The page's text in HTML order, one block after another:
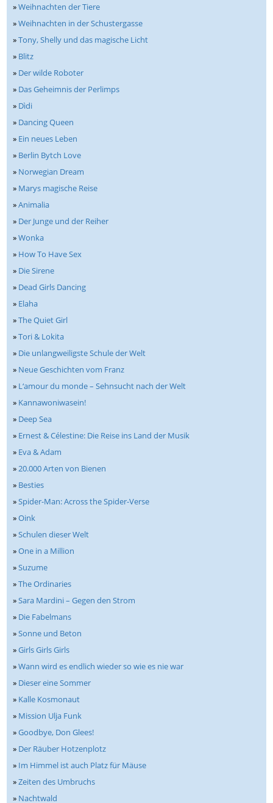
»Weihnachten der Tiere
»Weihnachten in der Schustergasse
»Tony, Shelly und das magische Licht
» Blitz
» Der wilde Roboter
» Das Geheimnis der Perlimps
» Dìdi
» Dancing Queen
» Ein neues Leben
» Berlin Bytch Love
» Norwegian Dream
» Marys magische Reise
»Animalia
» Der Junge und der Reiher
»Wonka
» How To Have Sex
» Die Sirene
» Dead Girls Dancing
» Elaha
»The Quiet Girl
»Tori & Lokita
» Die unlangweiligste Schule der Welt
» Neue Geschichten vom Franz
» L‘amour du monde – Sehnsucht nach der Welt
» Kannawoniwasein!
» Deep Sea
» Ernest & Célestine: Die Reise ins Land der Musik
» Eva & Adam
»20.000 Arten von Bienen
» Besties
»Spider-Man: Across the Spider-Verse
»Oink
»Schulen dieser Welt
»One in a Million
»Suzume
»The Ordinaries
»Sara Mardini – Gegen den Strom
» Die Fabelmans
»Sonne und Beton
»Girls Girls Girls
»Wann wird es endlich wieder so wie es nie war
» Dieser eine Sommer
» Kalle Kosmonaut
» Mission Ulja Funk
»Goodbye, Don Glees!
» Der Räuber Hotzenplotz
» Im Himmel ist auch Platz für Mäuse
»Zeiten des Umbruchs
» Nachtwald